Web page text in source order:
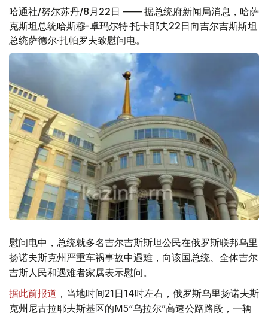
哈通社/努尔苏丹/8月22日 —— 据总统府新闻局消息，哈萨
克斯坦总统哈斯穆-卓玛尔特·托卡耶夫22日向吉尔吉斯斯坦
总统萨德尔·扎帕罗夫致慰问电。
慰问电中，总统就多名吉尔吉斯斯坦公民在俄罗斯联邦乌里
扬诺夫斯克州严重车祸事故中遇难，向该国总统、全体吉尔
吉斯人民和遇难者家属表示慰问。
据此前报道 ，当地时间21日14时左右，俄罗斯乌里扬诺夫斯
克州尼古拉耶夫斯基区的M5“乌拉尔”高速公路路段，一辆